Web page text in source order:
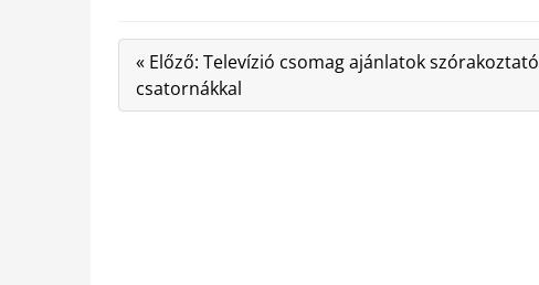
« Előző: Televízió csomag ajánlatok szórakoztató
csatornákkal